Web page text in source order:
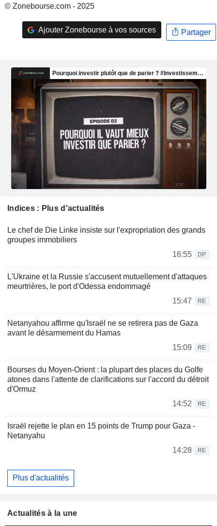
© Zonebourse.com - 2025
Ajouter Zonebourse à vos sources Partager
Indices : Plus d'actualités
Le chef de Die Linke insiste sur l'expropriation des grands
groupes immobiliers
16:55
DP
L'Ukraine et la Russie s'accusent mutuellement d'attaques
meurtrières, le port d'Odessa endommagé
15:47
RE
Netanyahou affirme qu'Israël ne se retirera pas de Gaza
avant le désarmement du Hamas
15:09
RE
Bourses du Moyen-Orient : la plupart des places du Golfe
atones dans l'attente de clarifications sur l'accord du détroit
d'Ormuz
14:52
RE
Israël rejette le plan en 15 points de Trump pour Gaza -
Netanyahu
14:28
RE
Plus d'actualités
Actualités à la une